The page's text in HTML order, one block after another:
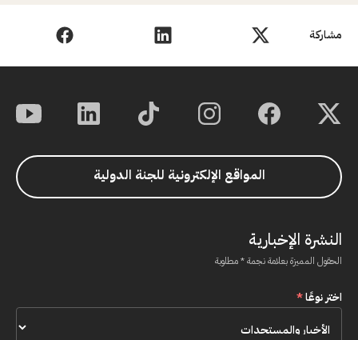
مشاركة
المواقع الإلكترونية للجنة الدولية
النشرة الإخبارية
الحقول المميزة بعلامة نجمة * مطلوبة
اختر نوعًا*